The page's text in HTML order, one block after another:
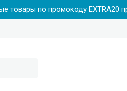
товары по промокоду EXTRA20